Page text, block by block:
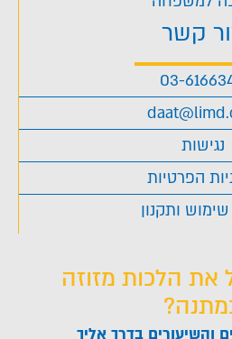
קשר
03-
נגישות
הפרטיות
ותקנון
את הלכות מזוזה
והשיעורים בדרך אליך